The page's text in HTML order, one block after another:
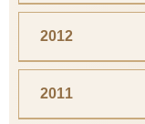
2012
2011